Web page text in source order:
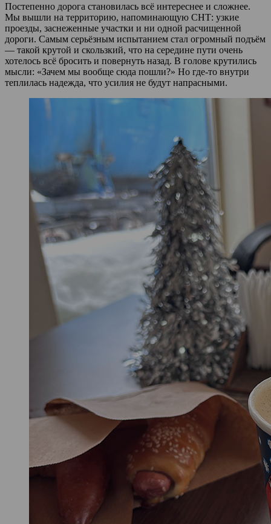
Постепенно дорога становилась всё интереснее и сложнее.
Мы вышли на территорию, напоминающую СНТ: узкие
проезды, заснеженные участки и ни одной расчищенной
дороги. Самым серьёзным испытанием стал огромный подъём
— такой крутой и скользкий, что на середине пути очень
хотелось всё бросить и повернуть назад. В голове крутились
мысли: «Зачем мы вообще сюда пошли?» Но где‑то внутри
теплилась надежда, что усилия не будут напрасными.